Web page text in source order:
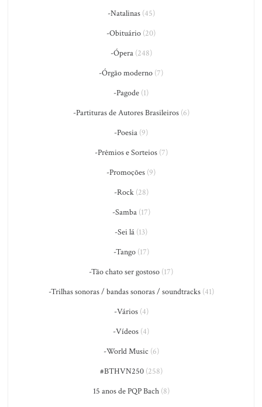
-Natalinas(45)
-Obituário (20)
-Ópera(248)
-Órgão moderno (7)
-Pagode (1)
-Partituras de Autores Brasileiros(6)
-Poesia (9)
-Prêmios e Sorteios(7)
-Promoções (9)
-Rock(28)
-Samba(17)
-Sei lá (13)
-Tango(17)
-Tão chato ser gostoso (17)
-Trilhas sonoras / bandas sonoras / soundtracks(41)
-Vários(4)
-Vídeos (4)
-World Music (6)
#BTHVN250(258)
15 anos de PQP Bach(8)